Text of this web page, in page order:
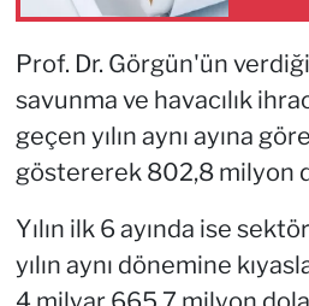
Prof. Dr. Görgün'ün
savunma ve havacılık
geçen yılın aynı ayına
göstererek 802,8 milyon
Yılın ilk 6 ayında ise
yılın aynı dönemine